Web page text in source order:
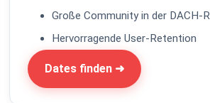
Große Community in der DACH-
Hervorragende User-Retention
Dates finden ➜